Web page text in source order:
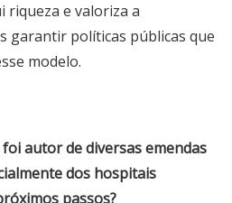
riqueza e valoriza a
garantir políticas públicas que
modelo.
autor de diversas emendas
dos hospitais
passos?